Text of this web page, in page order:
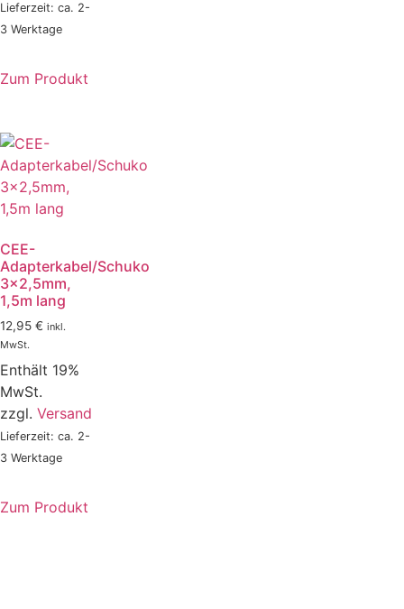
Lieferzeit: ca. 2-
3 Werktage
Zum Produkt
CEE-
Adapterkabel/Schuko
3×2,5mm,
1,5m lang
12,95 € inkl.
MwSt.
Enthält 19%
MwSt.
zzgl. Versand
Lieferzeit: ca. 2-
3 Werktage
Zum Produkt